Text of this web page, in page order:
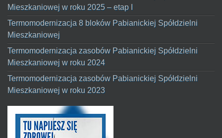
Mieszkaniowej w roku 2025 – etap I
Termomodernizacja 8 bloków Pabianickiej Spółdzielni
Mieszkaniowej
Termomodernizacja zasobów Pabianickiej Spółdzielni
Mieszkaniowej w roku 2024
Termomodernizacja zasobów Pabianickiej Spółdzielni
Mieszkaniowej w roku 2023